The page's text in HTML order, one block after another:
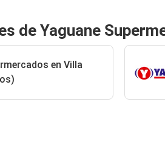
de Yaguane
en Villa